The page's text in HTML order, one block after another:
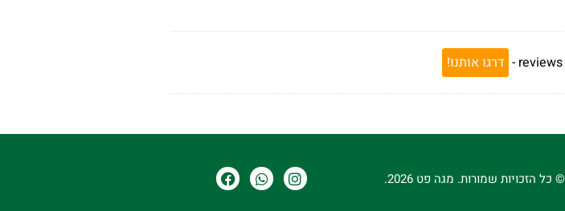
reviews
- דרגו אותנו!
© כל הזכויות שמורות. מגה פט 2026.